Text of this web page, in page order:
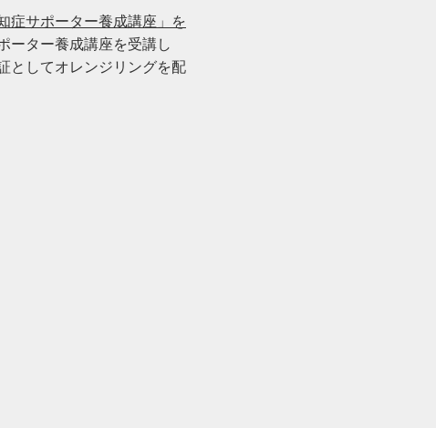
知症サポーター養成講座」を
ーター養成講座を受講し
としてオレンジリングを配